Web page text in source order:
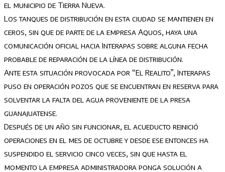
el municipio de Tierra Nueva.
Los tanques de distribución en esta ciudad se mantienen en
ceros, sin que de parte de la empresa Aquos, haya una
comunicación oficial hacia Interapas sobre alguna fecha
probable de reparación de la línea de distribución.
Ante esta situación provocada por “El Realito”, Interapas
puso en operación pozos que se encuentran en reserva para
solventar la falta del agua proveniente de la presa
guanajuatense.
Después de un año sin funcionar, el acueducto reinició
operaciones en el mes de octubre y desde ese entonces ha
suspendido el servicio cinco veces, sin que hasta el
momento la empresa administradora ponga solución a